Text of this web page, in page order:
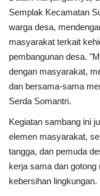
Olahraga
Kesehatan
Layanan Publik
Perempuan/Anak
Semplak Kecamatan
warga desa,
masyarakat terkait
pembangunan desa.
dengan masyarakat,
dan bersama-sama
Serda Somantri.
Kegiatan sambang ini
elemen masyarakat,
tangga, dan pemuda
kerja sama dan
kebersihan lingkungan.